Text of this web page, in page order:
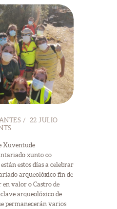
22 JULIO
Xuventude
xunto co
estos días a celebrar
arqueolóxico fin de
valor o Castro de
arqueolóxico de
permanecerán varios